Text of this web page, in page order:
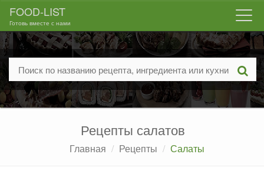
FOOD-LIST
Готовь вместе с нами
Рецепты салатов
Главная Рецепты Салаты